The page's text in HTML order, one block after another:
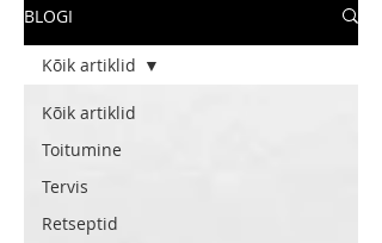
BLOGI
Kõik artiklid
Toitumine
Tervis
Retseptid
Kõik artiklid